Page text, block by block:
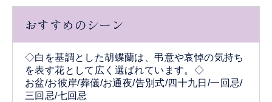
おすすめのシーン
◇白を基調とした胡蝶蘭は、弔意や哀悼の気持ち
を表す花として広く選ばれています。◇
お盆/お彼岸/葬儀/お通夜/告別式/四十九日/一回忌/
三回忌/七回忌